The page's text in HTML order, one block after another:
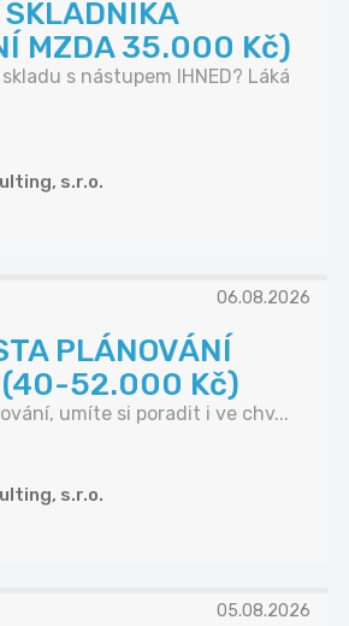
MZDA 35.000 Kč)
s nástupem IHNED? Láká
s.r.o.
06.08.2026
PLÁNOVÁNÍ
(40-52.000 Kč)
umíte si poradit i ve chv...
s.r.o.
05.08.2026